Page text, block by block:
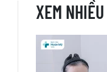
XEM NHIỀU